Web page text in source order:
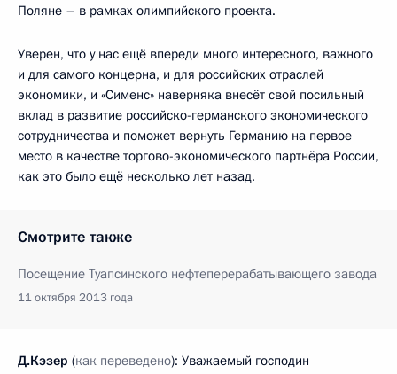
Поляне – в рамках олимпийского проекта.
Уверен, что у нас ещё впереди много интересного, важного
и для самого концерна, и для российских отраслей
экономики, и «Сименс» наверняка внесёт свой посильный
вклад в развитие российско-германского экономического
сотрудничества и поможет вернуть Германию на первое
место в качестве торгово-экономического партнёра России,
как это было ещё несколько лет назад.
Смотрите также
Посещение Туапсинского нефтеперерабатывающего завода
11 октября 2013 года
Д.Кэзер (как переведено): Уважаемый господин